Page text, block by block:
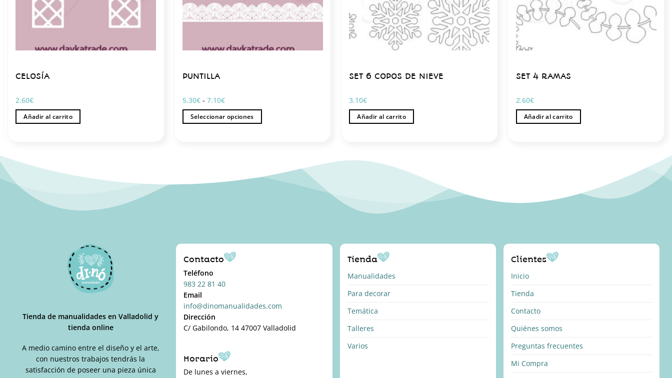
CELOSÍA
2.60€
Añadir al carrito
PUNTILLA
5.30€ - 7.10€Rango
precios:
desde
Seleccionar opciones
Las
en
la
de
producto
SET 6 COPOS DE NIEVE
3.10€
Añadir al carrito
SET 4 RAMAS
2.60€
Añadir al carrito
Tienda de manualidades en Valladolid y
tienda online
A medio camino entre el diseño y el arte,
con nuestros trabajos tendrás la
satisfacción de poseer una pieza única
Contacto
Teléfono
983 22 81 40
Email
info@dinomanualidades.com
Dirección
C/ Gabilondo, 14 47007 Valladolid
Horario
De lunes a viernes,
Tienda
Manualidades
Para decorar
Temática
Talleres
Varios
Clientes
Inicio
Tienda
Contacto
Quiénes somos
Preguntas frecuentes
Mi Compra